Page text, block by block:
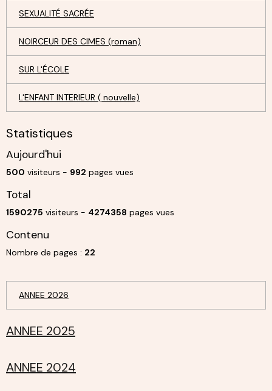
SEXUALITÉ SACRÉE
NOIRCEUR DES CIMES (roman)
SUR L'ÉCOLE
L'ENFANT INTERIEUR ( nouvelle)
Statistiques
Aujourd'hui
500 visiteurs - 992 pages vues
Total
1590275 visiteurs - 4274358 pages vues
Contenu
Nombre de pages : 22
ANNEE 2026
ANNEE 2025
ANNEE 2024